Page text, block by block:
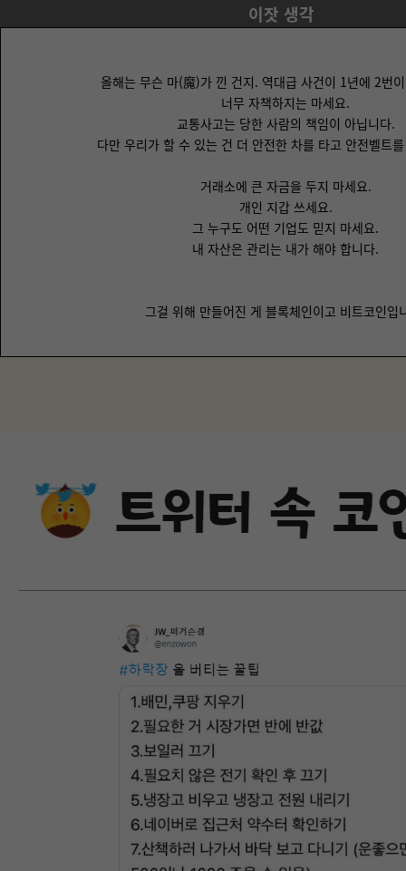
이잣 생각
올해는 무슨 마(魔)가 낀 건지. 역대급 사건이 1년에 2번
너무 자책하지는 마세요.
교통사고는 당한 사람의 책임이 아닙니다.
다만 우리가 할 수 있는 건 더 안전한 차를 타고 안전벨트를
거래소에 큰 자금을 두지 마세요.
개인 지갑쓰세요.
그 누구도 어떤 기업도 믿지 마세요.
내 자산은 관리는 내가 해야 합니다.
그걸 위해 만들어진 게 블록체인이고 비트코인입